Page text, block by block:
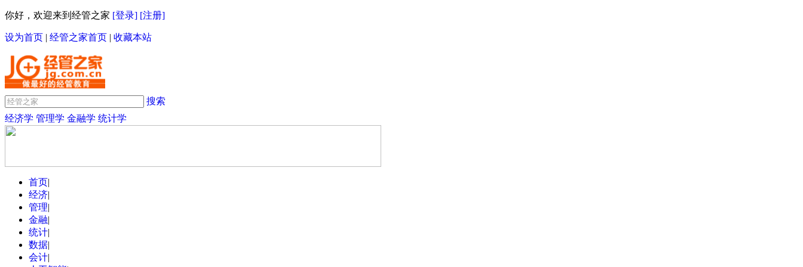
你好，欢迎来到经管之家 [登录] [注册]
设为首页 | 经管之家首页 | 收藏本站
搜索
经济学 管理学 金融学 统计学
首页|
经济|
管理|
金融|
统计|
数据|
会计|